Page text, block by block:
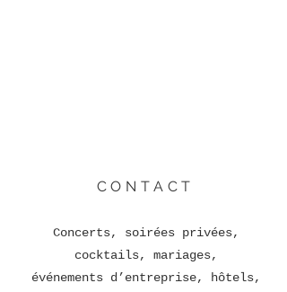
CONTACT
Concerts, soirées privées,
cocktails, mariages,
événements d’entreprise, hôtels,